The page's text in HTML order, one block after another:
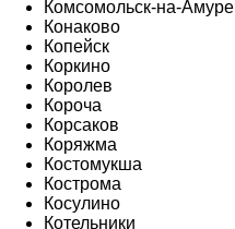
Комсомольск-на-Амуре
Конаково
Копейск
Коркино
Королев
Короча
Корсаков
Коряжма
Костомукша
Кострома
Косулино
Котельники